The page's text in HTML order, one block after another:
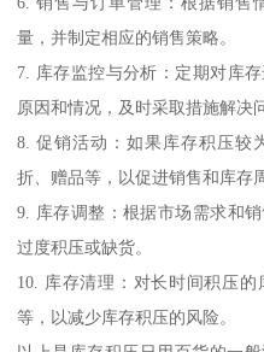
量，并制定相应的销售策略。
7. 库存监控与分析：定期对库
原因和情况，及时采取措施解决
8. 促销活动：如果库存积压较
折、赠品等，以促进销售和库存
9. 库存调整：根据市场需求和
过度积压或缺货。
10. 库存清理：对长时间积压
等，以减少库存积压的风险。